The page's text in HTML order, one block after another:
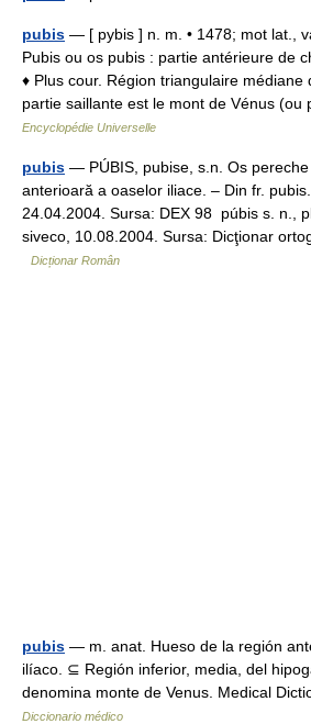
pubis — [ pybis ] n. m. • 1478; mot lat.,
Pubis ou os pubis : partie antérieure de
♦ Plus cour. Région triangulaire médiane
partie saillante est le mont de Vénus
Encyclopédie Universelle
pubis — PÚBIS, pubise, s.n. Os
anterioară a oaselor iliace. – Din fr.
24.04.2004. Sursa: DEX 98 púbis s. n.,
siveco, 10.08.2004. Sursa: Dicţionar
Dicționar Român
pubis — m. anat. Hueso de la región
ilíaco. ⊆ Región inferior, media, del
denomina monte de Venus. Medical
Diccionario médico